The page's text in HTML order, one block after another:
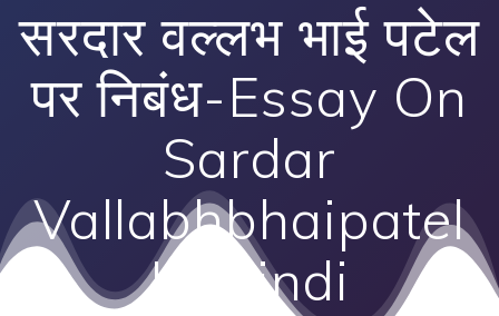
सरदार वल्लभ भाई पटेल
पर निबंध-Essay On
Sardar
Vallabhbhaipatel
In Hindi